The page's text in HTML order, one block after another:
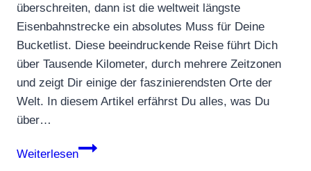
überschreiten, dann ist die weltweit längste
Eisenbahnstrecke ein absolutes Muss für Deine
Bucketlist. Diese beeindruckende Reise führt Dich
über Tausende Kilometer, durch mehrere Zeitzonen
und zeigt Dir einige der faszinierendsten Orte der
Welt. In diesem Artikel erfährst Du alles, was Du
über…
Weiterlesen
Die